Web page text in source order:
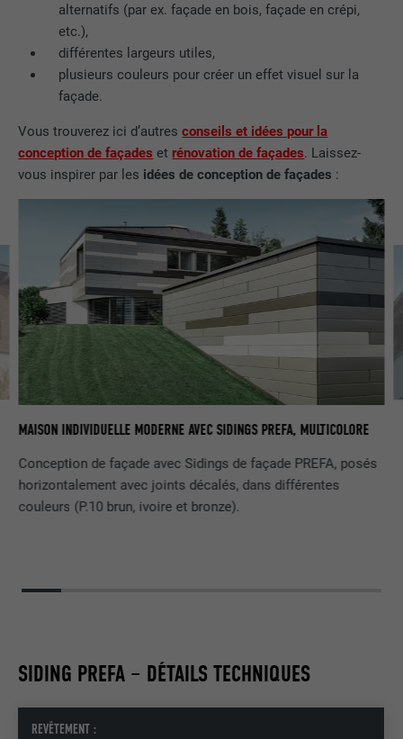
alternatifs (par ex. façade en bois, façade en crépi,
etc.),
différentes largeurs utiles,
plusieurs couleurs pour créer un effet visuel sur la
façade.
Vous trouverez ici d’autresconseils et idées pour la
conception de façades et rénovation de façades. Laissez-
vous inspirer par les idées de conception de façades :
MAISON INDIVIDUELLE MODERNE AVEC SIDINGS PREFA, MULTICOLORE
Conception de façade avec Sidings de façade PREFA, posés
horizontalement avec joints décalés, dans différentes
couleurs (P.10 brun, ivoire et bronze).
SIDING PREFA – DÉTAILS TECHNIQUES
REVÊTEMENT :
EXPIRATION
UTILITÉ
Utilisé par Google DoubleClick pour
l'affichage d'une annonce du
fournisseur ou après que l'utilisateur a
cliqué sur une annonce du fournisseur,
d'une publicité et d'afficher des
publicités plus ciblées pour l'utilisateur.
NOM _pin_unauth
FOURNISSEUR Pinterest
UTILITÉ
l'utilisation des services.
NOM
et appliquer des paramètres de sécurité
en fonction des clients.